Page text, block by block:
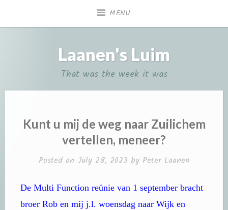
MENU
Laanen's Luim
That was the week it was
Kunt u mij de weg naar Zuilichem
vertellen, meneer?
Posted on July 28, 2023 by Peter Laanen
De Multi Function reünie van 1 september bracht
broer Rob en mij j.l. woensdag naar Wijk en